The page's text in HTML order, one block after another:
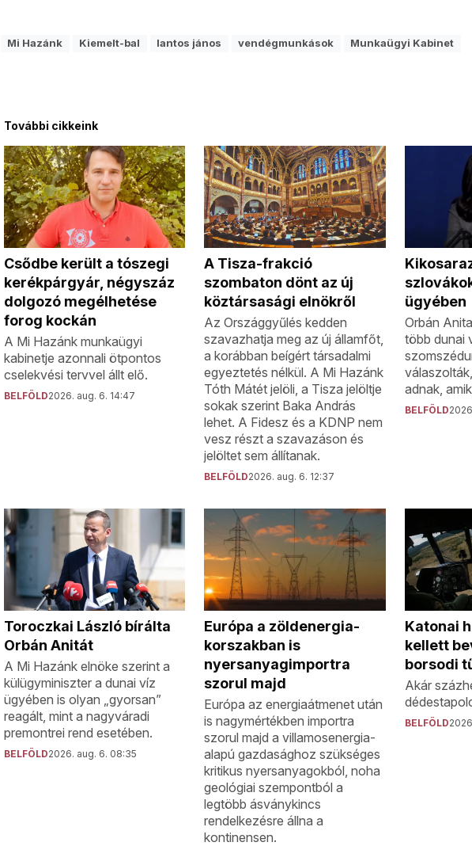
Mi Hazánk Kiemelt-bal lantos jános vendégmunkások Munkaügyi Kabinet
További cikkeink
Csődbe került a tószegi
kerékpárgyár, négyszáz
dolgozó megélhetése
forog kockán
A Mi Hazánk munkaügyi
kabinetje azonnali ötpontos
cselekvési tervvel állt elő.
BELFÖLD2026. aug. 6. 14:47
A Tisza-frakció
szombaton dönt az új
köztársasági elnökről
Az Országgyűlés kedden
szavazhatja meg az új államfőt,
a korábban beígért társadalmi
egyeztetés nélkül. A Mi Hazánk
Tóth Mátét jelöli, a Tisza jelöltje
sokak szerint Baka András
lehet. A Fidesz és a KDNP nem
vesz részt a szavazáson és
jelöltet sem állítanak.
BELFÖLD2026. aug. 6. 12:37
ügyében
Orbán
több dunai
adnak,
BELFÖLD
Toroczkai László bírálta
Orbán Anitát
A Mi Hazánk elnöke szerint a
külügyminiszter a dunai víz
ügyében is olyan „gyorsan”
reagált, mint a nagyváradi
premontrei rend esetében.
BELFÖLD2026. aug. 6. 08:35
Európa a zöldenergia-
korszakban is
nyersanyagimportra
szorul majd
Európa az energiaátmenet után
is nagymértékben importra
szorul majd a villamosenergia-
alapú gazdasághoz szükséges
kritikus nyersanyagokból, noha
geológiai szempontból a
legtöbb ásványkincs
rendelkezésre állna a
kontinensen.
Katonai
kellett
borsodi
Akár
BELFÖLD